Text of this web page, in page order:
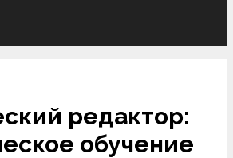
редактор:
обучение